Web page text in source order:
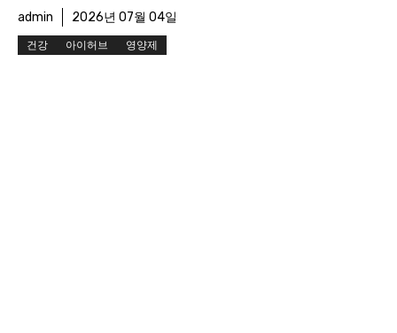
admin 2026년 07월 04일
건강 아이허브 영양제